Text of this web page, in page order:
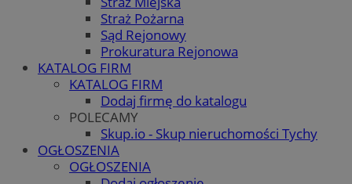
Straż Pożarna
Sąd Rejonowy
Prokuratura Rejonowa
KATALOG FIRM
KATALOG FIRM
Dodaj firmę do katalogu
POLECAMY
Skup.io - Skup nieruchomości Tychy
OGŁOSZENIA
OGŁOSZENIA